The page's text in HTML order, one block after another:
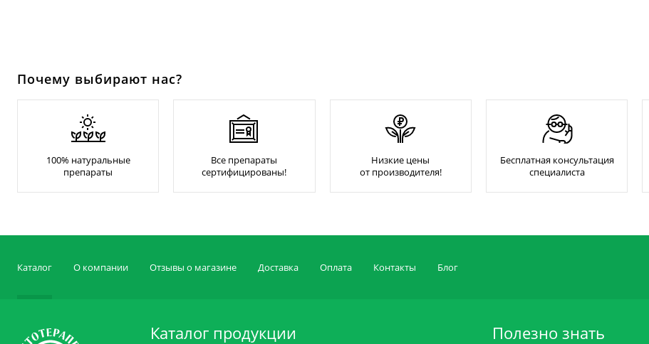
Почему выбирают нас?
100% натуральные
препараты
Все препараты
сертифицированы!
Низкие цены
от производителя!
Бесплатная консультация
специалиста
Каталог О компании Отзывы о магазине Доставка Оплата Контакты Блог
Каталог продукции Полезно знать